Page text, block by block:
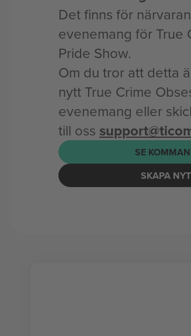
Det finns för
evenemang för True
Pride Show.
Om du tror att detta
nytt True Crime
evenemang eller
till oss
SE
SKAPA